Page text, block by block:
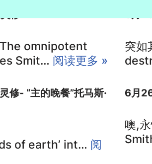
omnipotent
Smit… 阅读更多 »
突如
修- “主的晚餐”托马斯·
of earth’ int… 阅
6月
噢,